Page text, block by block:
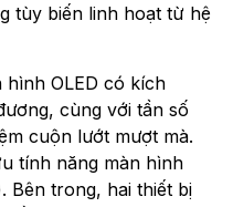
tùy biến linh hoạt từ hệ
hình OLED có kích
cùng với tần số
cuộn lướt mượt mà.
tính năng màn hình
Bên trong, hai thiết bị